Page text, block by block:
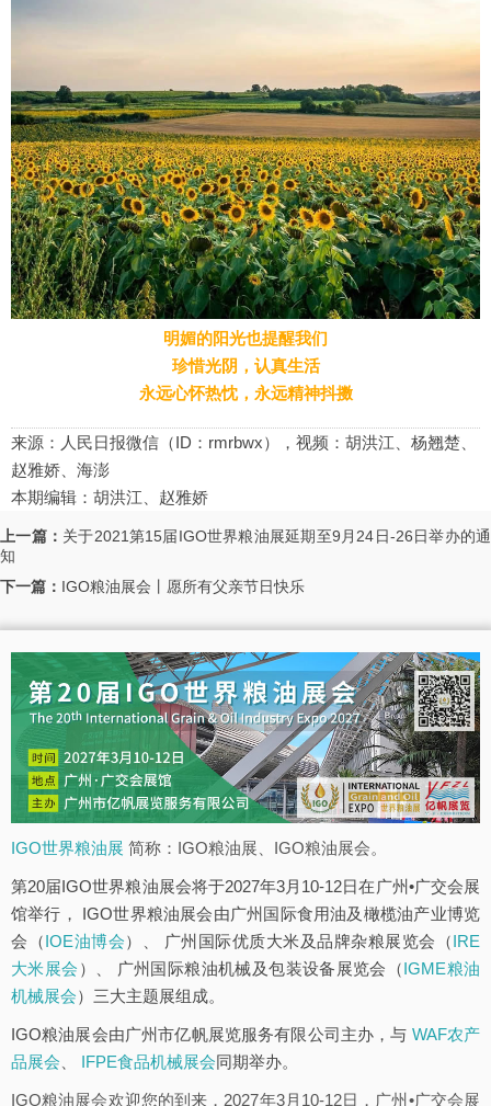
明媚的阳光也提醒我们
珍惜光阴，认真生活
永远心怀热忱，永远精神抖擞
来源：人民日报微信（ID：rmrbwx），视频：胡洪江、杨翘楚、
赵雅娇、海澎
本期编辑：胡洪江、赵雅娇
上一篇： 关于2021第15届IGO世界粮油展延期至9月24日-26日举办的通
知
下一篇： IGO粮油展会丨愿所有父亲节日快乐
IGO世界粮油展 简称：IGO粮油展、IGO粮油展会。
第20届IGO世界粮油展会将于2027年3月10-12日在广州•广交会展
馆举行， IGO世界粮油展会由广州国际食用油及橄榄油产业博览
会（IOE油博会）、 广州国际优质大米及品牌杂粮展览会（IRE
大米展会 ）、 广州国际粮油机械及包装设备展览会（IGME粮油
机械展会）三大主题展组成。
IGO粮油展会由广州市亿帆展览服务有限公司主办，与 WAF农产
品展会
IFPE食品机械展会同期举办。
IGO粮油展会欢迎您的到来，2027年3月10-12日，广州•广交会展